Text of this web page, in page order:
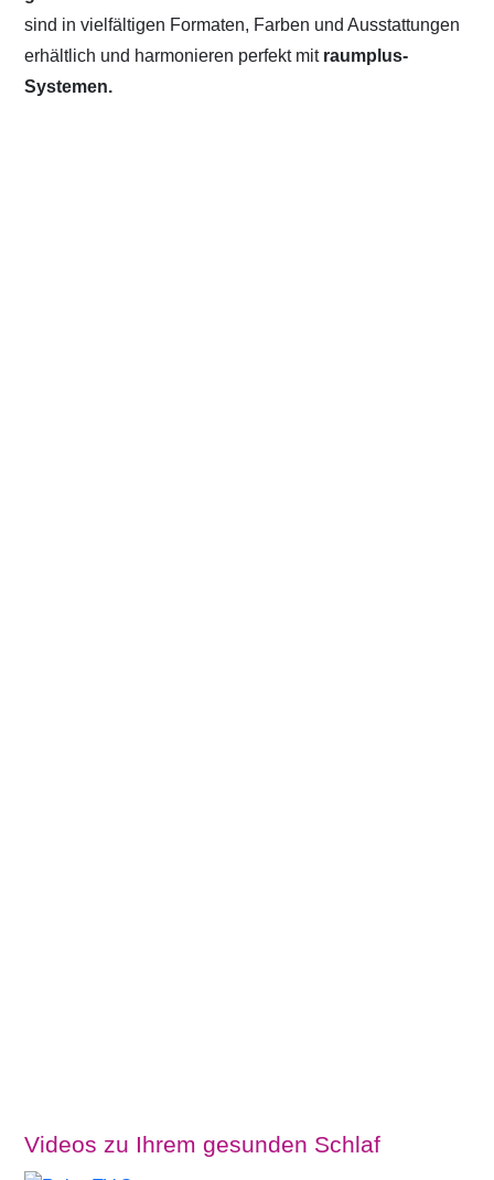
sind in vielfältigen Formaten, Farben und Ausstattungen
erhältlich und harmonieren perfekt mit raumplus-
Systemen.
Videos zu Ihrem gesunden Schlaf